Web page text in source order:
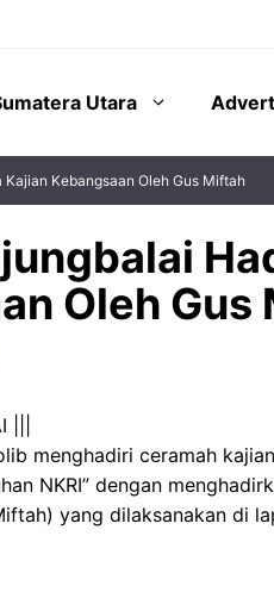
Utara
Kebangsaan Oleh Gus Miftah
Oleh Gus
menghadiri ceramah
NKRI” dengan
yang dilaksanakan di